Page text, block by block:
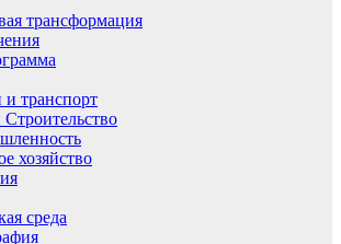
трансформация
и транспорт
хозяйство
среда